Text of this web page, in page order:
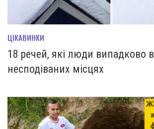
ЦІКАВИНКИ
18 речей, які люди випадково
несподіваних місцях